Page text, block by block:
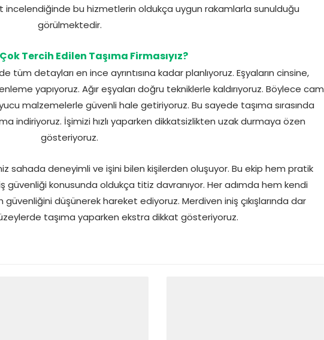
incelendiğinde bu hizmetlerin oldukça uygun rakamlarla sunulduğu
görülmektedir.
Tercih Edilen Taşıma Firmasıyız?
detayları en ince ayrıntısına kadar planlıyoruz. Eşyaların cinsine,
yapıyoruz. Ağır eşyaları doğru tekniklerle kaldırıyoruz. Böylece cam
malzemelerle güvenli hale getiriyoruz. Bu sayede taşıma sırasında
indiriyoruz. İşimizi hızlı yaparken dikkatsizlikten uzak durmaya özen
gösteriyoruz.
sahada deneyimli ve işini bilen kişilerden oluşuyor. Bu ekip hem pratik
konusunda oldukça titiz davranıyor. Her adımda hem kendi
güvenliğini düşünerek hareket ediyoruz. Merdiven iniş çıkışlarında dar
taşıma yaparken ekstra dikkat gösteriyoruz.